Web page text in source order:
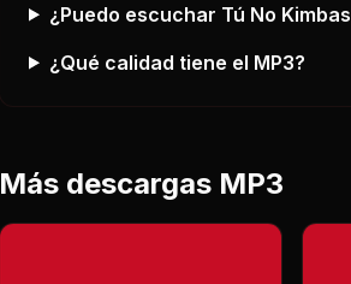
¿Puedo escuchar Tú No Kimbas
¿Qué calidad tiene el MP3?
Más descargas MP3